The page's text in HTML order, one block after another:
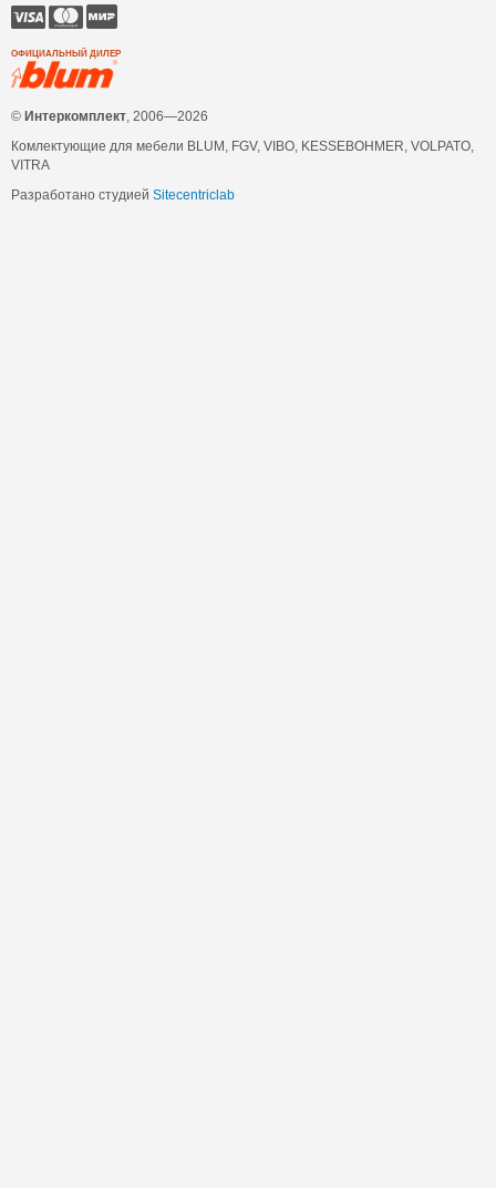
ОФИЦИАЛЬНЫЙ ДИЛЕР
© Интеркомплект , 2006—2026
Комлектующие для мебели BLUM, FGV, VIBO, KESSEBOHMER, VOLPATO,
VITRA
Разработано студией Sitecentriclab